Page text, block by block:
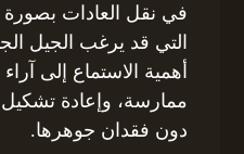
في نقل العادات بصورة
التي قد يرغب الجيل
أهمية الاستماع إلى
ممارسة، وإعادة
دون فقدان جوهرها.